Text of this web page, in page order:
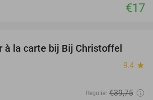
€17
à la carte bij Bij Christoffel
9.4 star
Regulier €39,75